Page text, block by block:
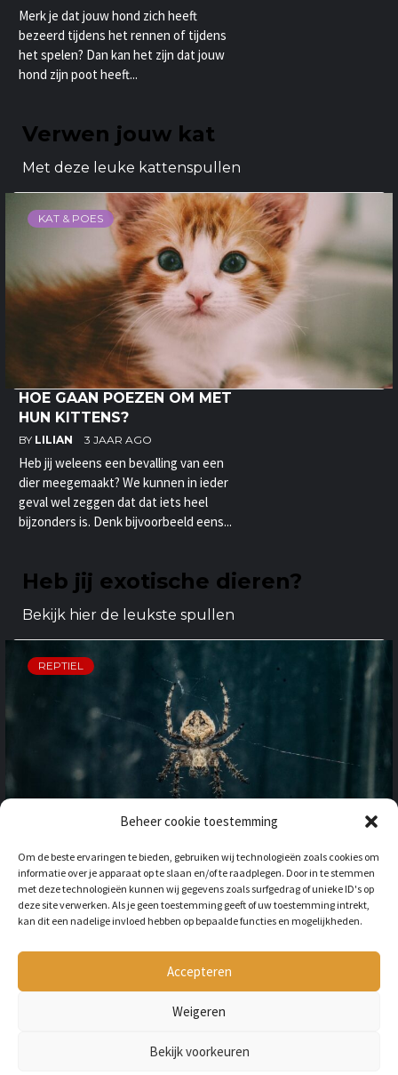
Beheer cookie toestemming
Om de beste ervaringen te bieden, gebruiken wij technologieën zoals cookies om
informatie over je apparaat op te slaan en/of te raadplegen. Door in te stemmen
met deze technologieën kunnen wij gegevens zoals surfgedrag of unieke ID's op
deze site verwerken. Als je geen toestemming geeft of uw toestemming intrekt,
kan dit een nadelige invloed hebben op bepaalde functies en mogelijkheden.
Accepteren
Weigeren
Bekijk voorkeuren
Merk je dat jouw hond zich heeft
bezeerd tijdens het rennen of tijdens
het spelen? Dan kan het zijn dat jouw
hond zijn poot heeft...
Verwen jouw kat
Met deze leuke kattenspullen
KAT & POES
HOE GAAN POEZEN OM MET
HUN KITTENS?
BY LILIAN 3 JAAR AGO
Heb jij weleens een bevalling van een
dier meegemaakt? We kunnen in ieder
geval wel zeggen dat dat iets heel
bijzonders is. Denk bijvoorbeeld eens...
Heb jij exotische dieren?
Bekijk hier de leukste spullen
REPTIEL
BUITENLAND: HOE HOUD JE
REKENING MET
ONGEWENSTE DIEREN?
BY LILIAN 3 JAAR AGO
Als je op vakantie gaat naar het
buitenland, is niet alleen het cultuur en
de temperatuur anders, ook kan het zijn
dat er verschillende dieren...